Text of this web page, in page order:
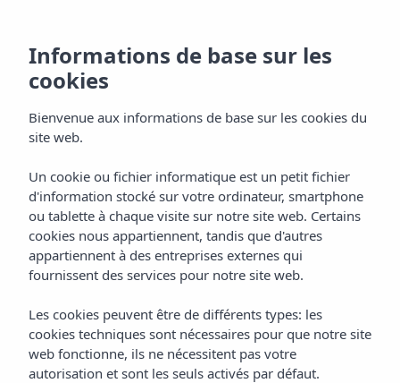
Appart'hôtel Vibra
Mogambo
Playa d’en Bossa
Informations de base sur les
cookies
Bienvenue aux informations de base sur les cookies du
site web.
Un cookie ou fichier informatique est un petit fichier
d'information stocké sur votre ordinateur, smartphone
ou tablette à chaque visite sur notre site web. Certains
cookies nous appartiennent, tandis que d'autres
appartiennent à des entreprises externes qui
fournissent des services pour notre site web.
Les cookies peuvent être de différents types: les
cookies techniques sont nécessaires pour que notre site
web fonctionne, ils ne nécessitent pas votre
autorisation et sont les seuls activés par défaut.